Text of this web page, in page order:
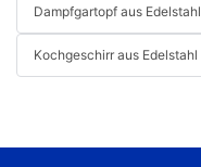
Dampfgartopf aus Edelstahl
Kochgeschirr aus Edelstahl